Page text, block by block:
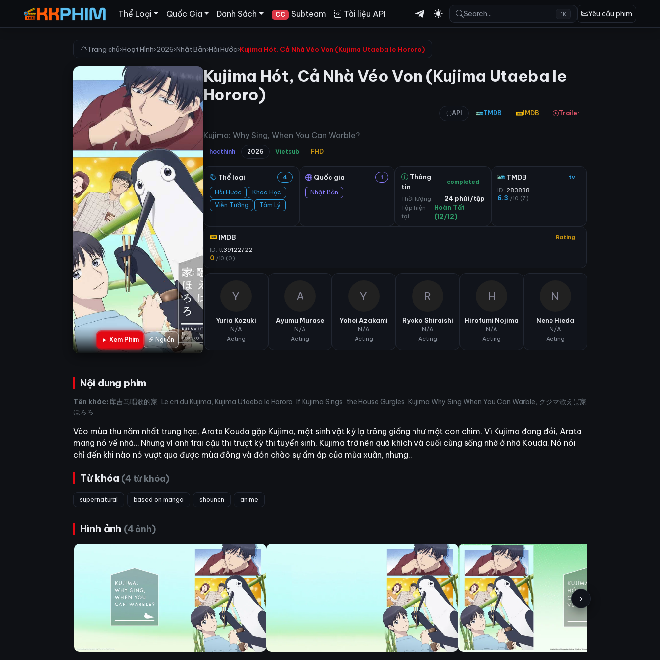
Thể Loại Quốc Gia Danh Sách CC Subteam Tài liệu API Search... ^K Yêu cầu phim
Trang chủ›Hoạt Hình›2026›Nhật Bản›Hài Hước›Kujima Hót, Cả Nhà Véo Von (Kujima Utaeba Ie Hororo)
Xem Phim Nguồn
Kujima Hót, Cả Nhà Véo Von (Kujima Utaeba Ie
Hororo)
Kujima: Why Sing, When You Can Warble?
API TMDB IMDB Trailer
hoathinh 2026 Vietsub FHD
Thể loại 4
Hài Hước
Khoa Học
Viễn Tưởng
Tâm Lý
Quốc gia 1
Nhật Bản
Thông
tin
completed
Thời lượng:
24 phút/tập
Tập hiện
tại:
Hoàn Tất
(12/12)
TMDB tv
ID: 283888
6.3 /10 (7)
IMDB Rating
ID: tt39122722
0 /10 (0)
Y
Yuria Kozuki
N/A
Acting
A
Ayumu Murase
N/A
Acting
Y
Yohei Azakami
N/A
Acting
R
Ryoko Shiraishi
N/A
Acting
H
Hirofumi Nojima
N/A
Acting
N
Nene Hieda
N/A
Acting
Nội dung phim
Tên khác: 库吉马唱歌的家, Le cri du Kujima, Kujima Utaeba Ie Hororo, If Kujima Sings, the House Gurgles, Kujima Why Sing When You Can Warble, クジマ歌えば家
ほろろ
Vào mùa thu năm nhất trung học, Arata Kouda gặp Kujima, một sinh vật kỳ lạ trông giống như một con chim. Vì Kujima đang đói, Arata
mang nó về nhà… Nhưng vì anh trai cậu thi trượt kỳ thi tuyển sinh, Kujima trở nên quá khích và cuối cùng sống nhờ ở nhà Kouda. Nó nói
chỉ đến khi nào nó vượt qua được mùa đông và đón chào sự ấm áp của mùa xuân, nhưng…
Từ khóa (4 từ khóa)
supernatural based on manga shounen anime
Hình ảnh (4 ảnh)
›